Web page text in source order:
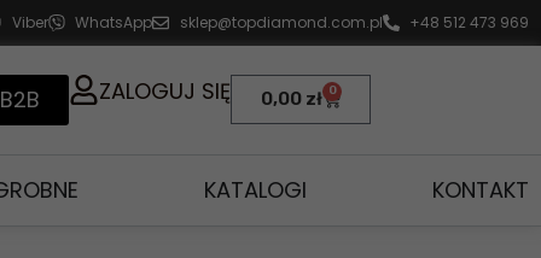
Viber WhatsApp sklep@topdiamond.com.pl +48 512 473 969
ZALOGUJ SIĘ 0,00 zł 0
KATALOGI KONTAKT